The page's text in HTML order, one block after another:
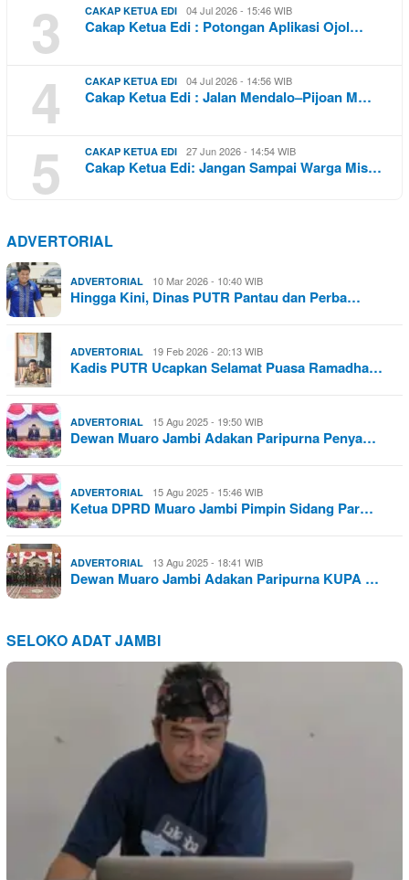
3 CAKAP KETUA EDI 04 Jul 2026 - 15:46 WIB
Cakap Ketua Edi : Potongan Aplikasi Ojol…
4 CAKAP KETUA EDI 04 Jul 2026 - 14:56 WIB
Cakap Ketua Edi : Jalan Mendalo–Pijoan M…
5 CAKAP KETUA EDI 27 Jun 2026 - 14:54 WIB
Cakap Ketua Edi: Jangan Sampai Warga Mis…
ADVERTORIAL
ADVERTORIAL 10 Mar 2026 - 10:40 WIB
Hingga Kini, Dinas PUTR Pantau dan Perba…
ADVERTORIAL 19 Feb 2026 - 20:13 WIB
Kadis PUTR Ucapkan Selamat Puasa Ramadha…
ADVERTORIAL 15 Agu 2025 - 19:50 WIB
Dewan Muaro Jambi Adakan Paripurna Penya…
ADVERTORIAL 15 Agu 2025 - 15:46 WIB
Ketua DPRD Muaro Jambi Pimpin Sidang Par…
ADVERTORIAL 13 Agu 2025 - 18:41 WIB
Dewan Muaro Jambi Adakan Paripurna KUPA …
SELOKO ADAT JAMBI